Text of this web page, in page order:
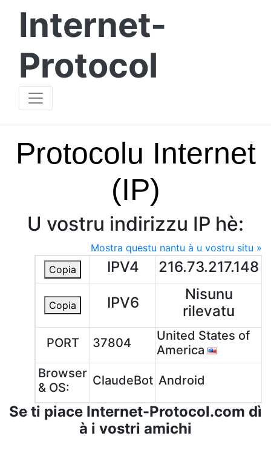
Internet-
Protocol
Protocolu Internet
(IP)
U vostru indirizzu IP hè:
Mostra questu nantu à u vostru situ »
Copia
IPV4 216.73.217.148
Copia IPV6
Nisunu
rilevatu
PORT 37804
United States of
America
Browser
& OS:
ClaudeBot Android
Se ti piace Internet-Protocol.com dì
à i vostri amichi